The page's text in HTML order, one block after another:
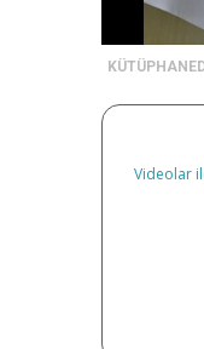
Videolar